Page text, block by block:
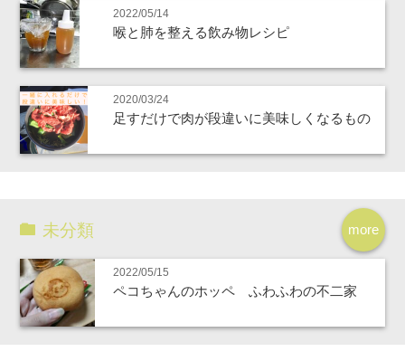
2022/05/14
喉と肺を整える飲み物レシピ
2020/03/24
足すだけで肉が段違いに美味しくなるもの
more
未分類
2022/05/15
ペコちゃんのホッペ ふわふわの不二家